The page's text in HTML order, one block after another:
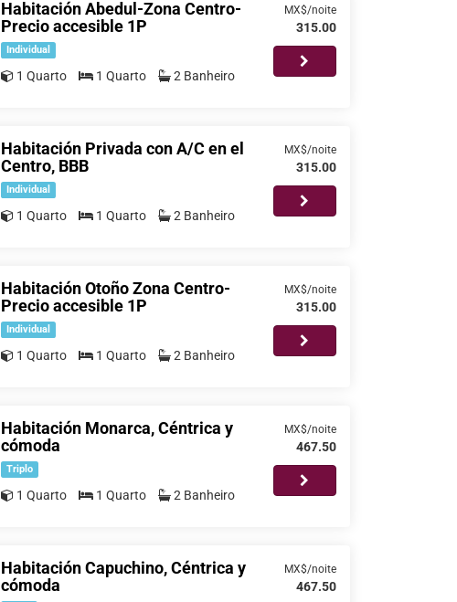
Habitación Abedul-Zona Centro-
Precio accesible 1P
Individual
1 Quarto 1 Quarto 2 Banheiro
MX$/noite
315.00
Habitación Privada con A/C en el
Centro, BBB
Individual
1 Quarto 1 Quarto 2 Banheiro
MX$/noite
315.00
Habitación Otoño Zona Centro-
Precio accesible 1P
Individual
1 Quarto 1 Quarto 2 Banheiro
MX$/noite
315.00
Habitación Monarca, Céntrica y
cómoda
Triplo
1 Quarto 1 Quarto 2 Banheiro
MX$/noite
467.50
Habitación Capuchino, Céntrica y
cómoda
MX$/noite
467.50